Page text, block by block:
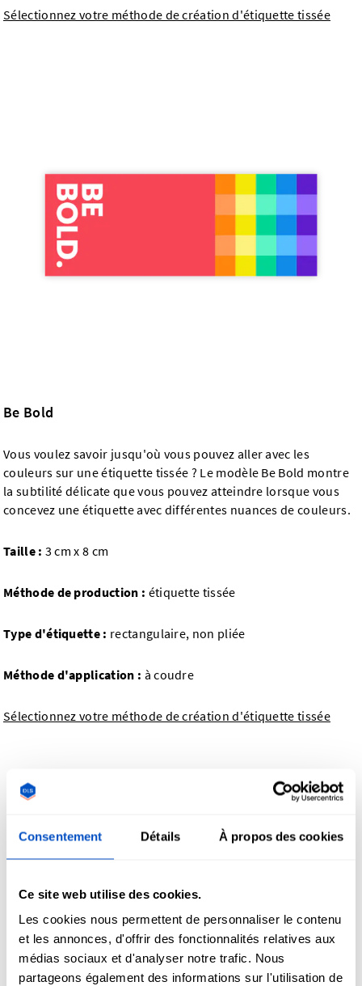
Consentement Détails À propos des cookies
Ce site web utilise des cookies.
Les cookies nous permettent de personnaliser le contenu
et les annonces, d'offrir des fonctionnalités relatives aux
médias sociaux et d'analyser notre trafic. Nous
partageons également des informations sur l'utilisation de
Sélectionnez votre méthode de création d'étiquette tissée
Be Bold
Vous voulez savoir jusqu'où vous pouvez aller avec les
couleurs sur une étiquette tissée ? Le modèle Be Bold montre
la subtilité délicate que vous pouvez atteindre lorsque vous
concevez une étiquette avec différentes nuances de couleurs.
Taille : 3 cm x 8 cm
Méthode de production : étiquette tissée
Type d'étiquette : rectangulaire, non pliée
Méthode d'application : à coudre
Sélectionnez votre méthode de création d'étiquette tissée